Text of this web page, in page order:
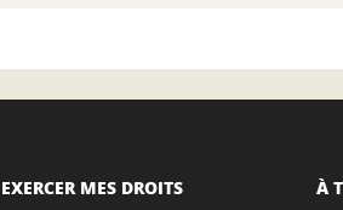
EXERCER MES DROITS
À